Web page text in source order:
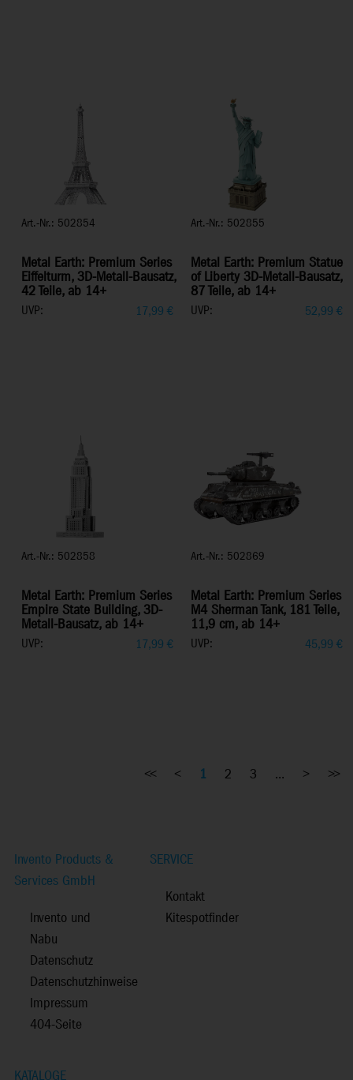
Art.-Nr.: 502854
Metal Earth: Premium Series
Eiffelturm, 3D-Metall-Bausatz,
42 Teile, ab 14+
UVP: 17,99 €
Art.-Nr.: 502855
Metal Earth: Premium Statue
of Liberty 3D-Metall-Bausatz,
87 Teile, ab 14+
UVP: 52,99 €
Art.-Nr.: 502858
Metal Earth: Premium Series
Empire State Building, 3D-
Metall-Bausatz, ab 14+
UVP: 17,99 €
Art.-Nr.: 502869
Metal Earth: Premium Series
M4 Sherman Tank, 181 Teile,
11,9 cm, ab 14+
UVP: 45,99 €
<< < 1 2 3 ... > >>
Invento Products &
Services GmbH
Invento und
Nabu
Datenschutz
Datenschutzhinweise
Impressum
404-Seite
SERVICE
Kontakt
Kitespotfinder